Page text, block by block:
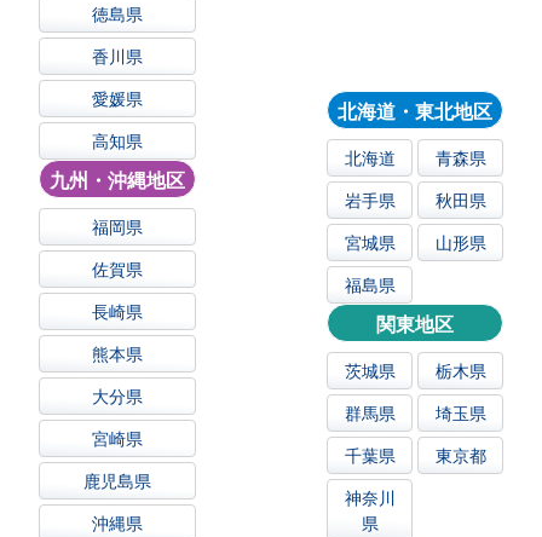
北海道・東北地区
北海道
青森県
岩手県
秋田県
宮城県
山形県
福島県
関東地区
茨城県
栃木県
群馬県
埼玉県
千葉県
東京都
神奈川
県
徳島県
香川県
愛媛県
高知県
九州・沖縄地区
福岡県
佐賀県
長崎県
熊本県
大分県
宮崎県
鹿児島県
沖縄県